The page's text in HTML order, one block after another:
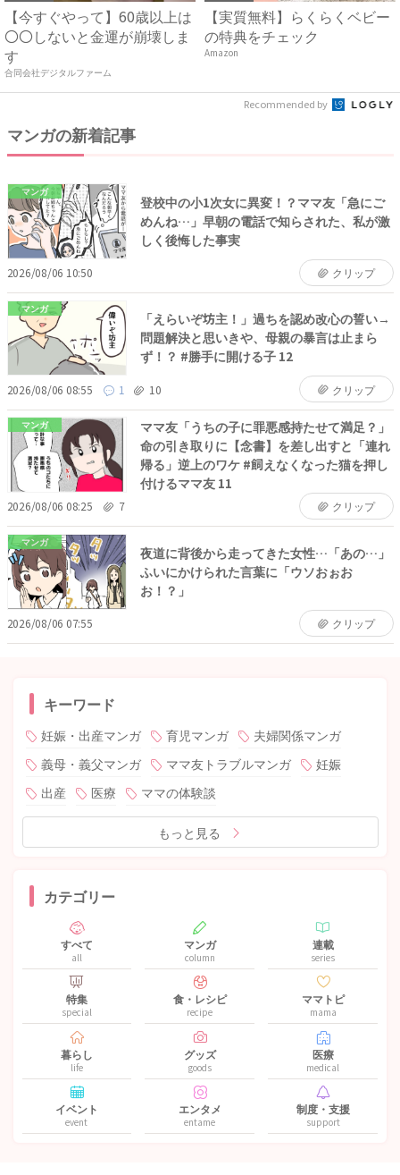
【今すぐやって】60歳以上は
〇〇しないと金運が崩壊しま
す
合同会社デジタルファーム
【実質無料】らくらくベビー
の特典をチェック
Amazon
Recommended by
マンガの新着記事
マンガ
登校中の小1次女に異変！？ママ友「急にご
めんね…」早朝の電話で知らされた、私が激
しく後悔した事実
2026/08/06 10:50 クリップ
マンガ
「えらいぞ坊主！」過ちを認め改心の誓い→
問題解決と思いきや、母親の暴言は止まら
ず！？ #勝手に開ける子 12
2026/08/06 08:55 1 10 クリップ
マンガ
ママ友「うちの子に罪悪感持たせて満足？」
命の引き取りに【念書】を差し出すと「連れ
帰る」逆上のワケ #飼えなくなった猫を押し
付けるママ友 11
2026/08/06 08:25 7 クリップ
マンガ
夜道に背後から走ってきた女性…「あの…」
ふいにかけられた言葉に「ウソおぉお
お！？」
2026/08/06 07:55 クリップ
キーワード
妊娠・出産マンガ 育児マンガ
夫婦関係マンガ
義母・義父マンガ
ママ友トラブルマンガ
妊娠
出産
医療 ママの体験談
もっと見る
カテゴリー
すべて
all
マンガ
column
連載
series
特集
special
食・レシピ
recipe
ママトピ
mama
暮らし
life
グッズ
goods
医療
medical
イベント
event
エンタメ
entame
制度・支援
support